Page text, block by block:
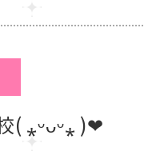
( ⁎ᵕᴗᵕ⁎ )❤︎